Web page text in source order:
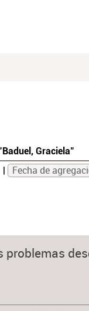
Graciela"
Fecha de
problemas